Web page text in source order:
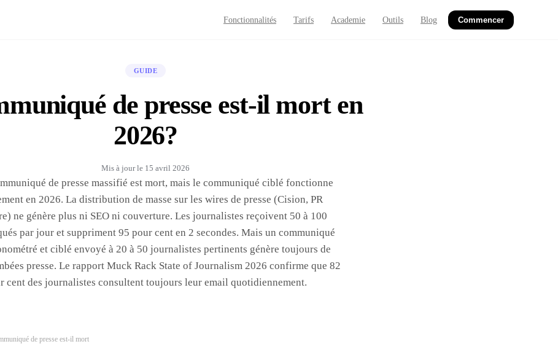
Fonctionnalités Tarifs Academie Outils Blog Commencer
GUIDE
de presse est-il mort en
2026?
Mis à jour le 15 avril 2026
de presse massifié est mort, mais le communiqué ciblé fonctionne
en 2026. La distribution de masse sur les wires de presse (Cision, PR
ne génère plus ni SEO ni couverture. Les journalistes reçoivent 50 à 100
par jour et suppriment 95 pour cent en 2 secondes. Mais un communiqué
et ciblé envoyé à 20 à 50 journalistes pertinents génère toujours de
presse. Le rapport Muck Rack State of Journalism 2026 confirme que 82
cent des journalistes consultent toujours leur email quotidiennement.
de presse est-il mort